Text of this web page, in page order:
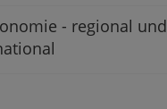
- regional und